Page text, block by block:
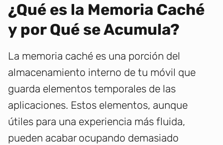
¿Qué es la Memoria Caché
y por Qué se Acumula?
La memoria caché es una porción del
almacenamiento interno de tu móvil que
guarda elementos temporales de las
aplicaciones. Estos elementos, aunque
útiles para una experiencia más fluida,
pueden acabar ocupando demasiado